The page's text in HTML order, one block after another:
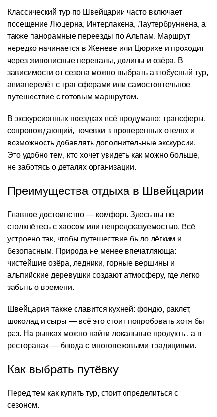
Классический тур по Швейцарии часто включает
посещение Люцерна, Интерлакена, Лаутербруннена, а
также панорамные переезды по Альпам. Маршрут
нередко начинается в Женеве или Цюрихе и проходит
через живописные перевалы, долины и озёра. В
зависимости от сезона можно выбрать автобусный тур,
авиаперелёт с трансферами или самостоятельное
путешествие с готовым маршрутом.
В экскурсионных поездках всё продумано: трансферы,
сопровождающий, ночёвки в проверенных отелях и
возможность добавлять дополнительные экскурсии.
Это удобно тем, кто хочет увидеть как можно больше,
не заботясь о деталях организации.
Преимущества отдыха в Швейцарии
Главное достоинство — комфорт. Здесь вы не
столкнётесь с хаосом или непредсказуемостью. Всё
устроено так, чтобы путешествие было лёгким и
безопасным. Природа не менее впечатляюща:
чистейшие озёра, ледники, горные вершины и
альпийские деревушки создают атмосферу, где легко
забыть о времени.
Швейцария также славится кухней: фондю, раклет,
шоколад и сыры — всё это стоит попробовать хотя бы
раз. На рынках можно найти локальные продукты, а в
ресторанах — блюда с многовековыми традициями.
Как выбрать путёвку
Перед тем как купить тур, стоит определиться с
сезоном.